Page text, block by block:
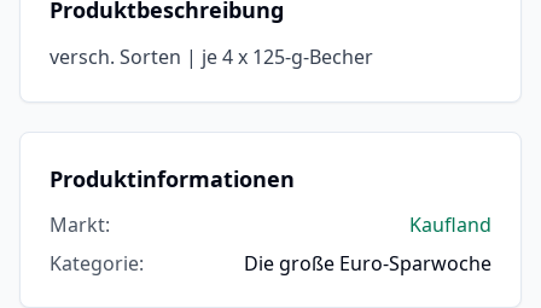
Produktbeschreibung
versch. Sorten | je 4 x 125-g-Becher
Produktinformationen
Markt:
Kaufland
Kategorie: Die große Euro-Sparwoche